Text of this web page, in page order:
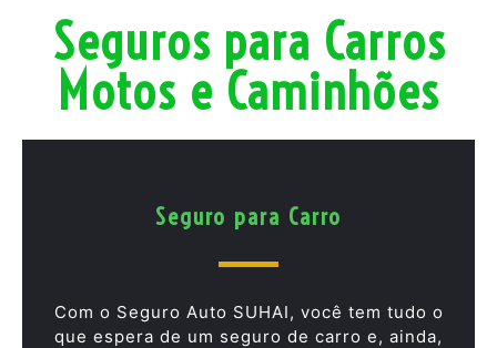
Seguros para Carros
Motos e Caminhões
Seguro para Carro
Com o Seguro Auto SUHAI, você tem tudo o
que espera de um seguro de carro e, ainda,